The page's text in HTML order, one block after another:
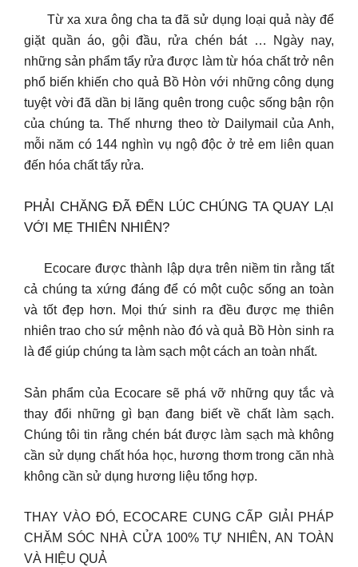
Từ xa xưa ông cha ta đã sử dụng loại quả này để
giặt quần áo, gội đầu, rửa chén bát … Ngày nay,
những sản phẩm tẩy rửa được làm từ hóa chất trở nên
phổ biến khiến cho quả Bồ Hòn với những công dụng
tuyệt vời đã dần bị lãng quên trong cuộc sống bận rộn
của chúng ta. Thế nhưng theo tờ Dailymail của Anh,
mỗi năm có 144 nghìn vụ ngộ độc ở trẻ em liên quan
đến hóa chất tẩy rửa.
PHẢI CHĂNG ĐÃ ĐẾN LÚC CHÚNG TA QUAY LẠI
VỚI MẸ THIÊN NHIÊN?
Ecocare được thành lập dựa trên niềm tin rằng tất
cả chúng ta xứng đáng để có một cuộc sống an toàn
và tốt đẹp hơn. Mọi thứ sinh ra đều được mẹ thiên
nhiên trao cho sứ mệnh nào đó và quả Bồ Hòn sinh ra
là để giúp chúng ta làm sạch một cách an toàn nhất.
Sản phẩm của Ecocare sẽ phá vỡ những quy tắc và
thay đổi những gì bạn đang biết về chất làm sạch.
Chúng tôi tin rằng chén bát được làm sạch mà không
cần sử dụng chất hóa học, hương thơm trong căn nhà
không cần sử dụng hương liệu tổng hợp.
THAY VÀO ĐÓ, ECOCARE CUNG CẤP GIẢI PHÁP
CHĂM SÓC NHÀ CỬA 100% TỰ NHIÊN, AN TOÀN
VÀ HIỆU QUẢ